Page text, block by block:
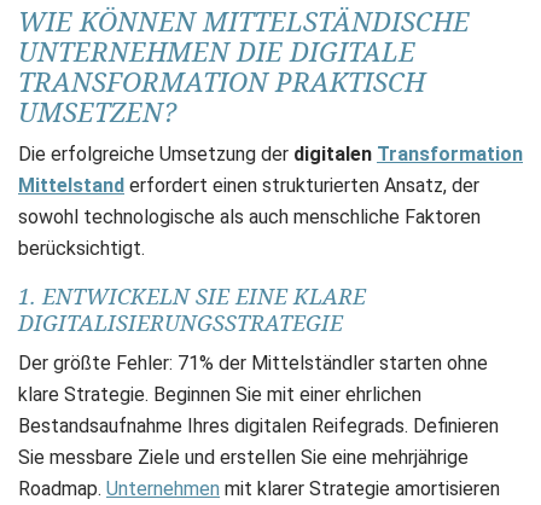
WIE KÖNNEN MITTELSTÄNDISCHE
UNTERNEHMEN DIE DIGITALE
TRANSFORMATION PRAKTISCH
UMSETZEN?
Die erfolgreiche Umsetzung der digitalen Transformation
Mittelstand erfordert einen strukturierten Ansatz, der
sowohl technologische als auch menschliche Faktoren
berücksichtigt.
1. ENTWICKELN SIE EINE KLARE
DIGITALISIERUNGSSTRATEGIE
Der größte Fehler: 71% der Mittelständler starten ohne
klare Strategie. Beginnen Sie mit einer ehrlichen
Bestandsaufnahme Ihres digitalen Reifegrads. Definieren
Sie messbare Ziele und erstellen Sie eine mehrjährige
Roadmap. Unternehmen mit klarer Strategie amortisieren